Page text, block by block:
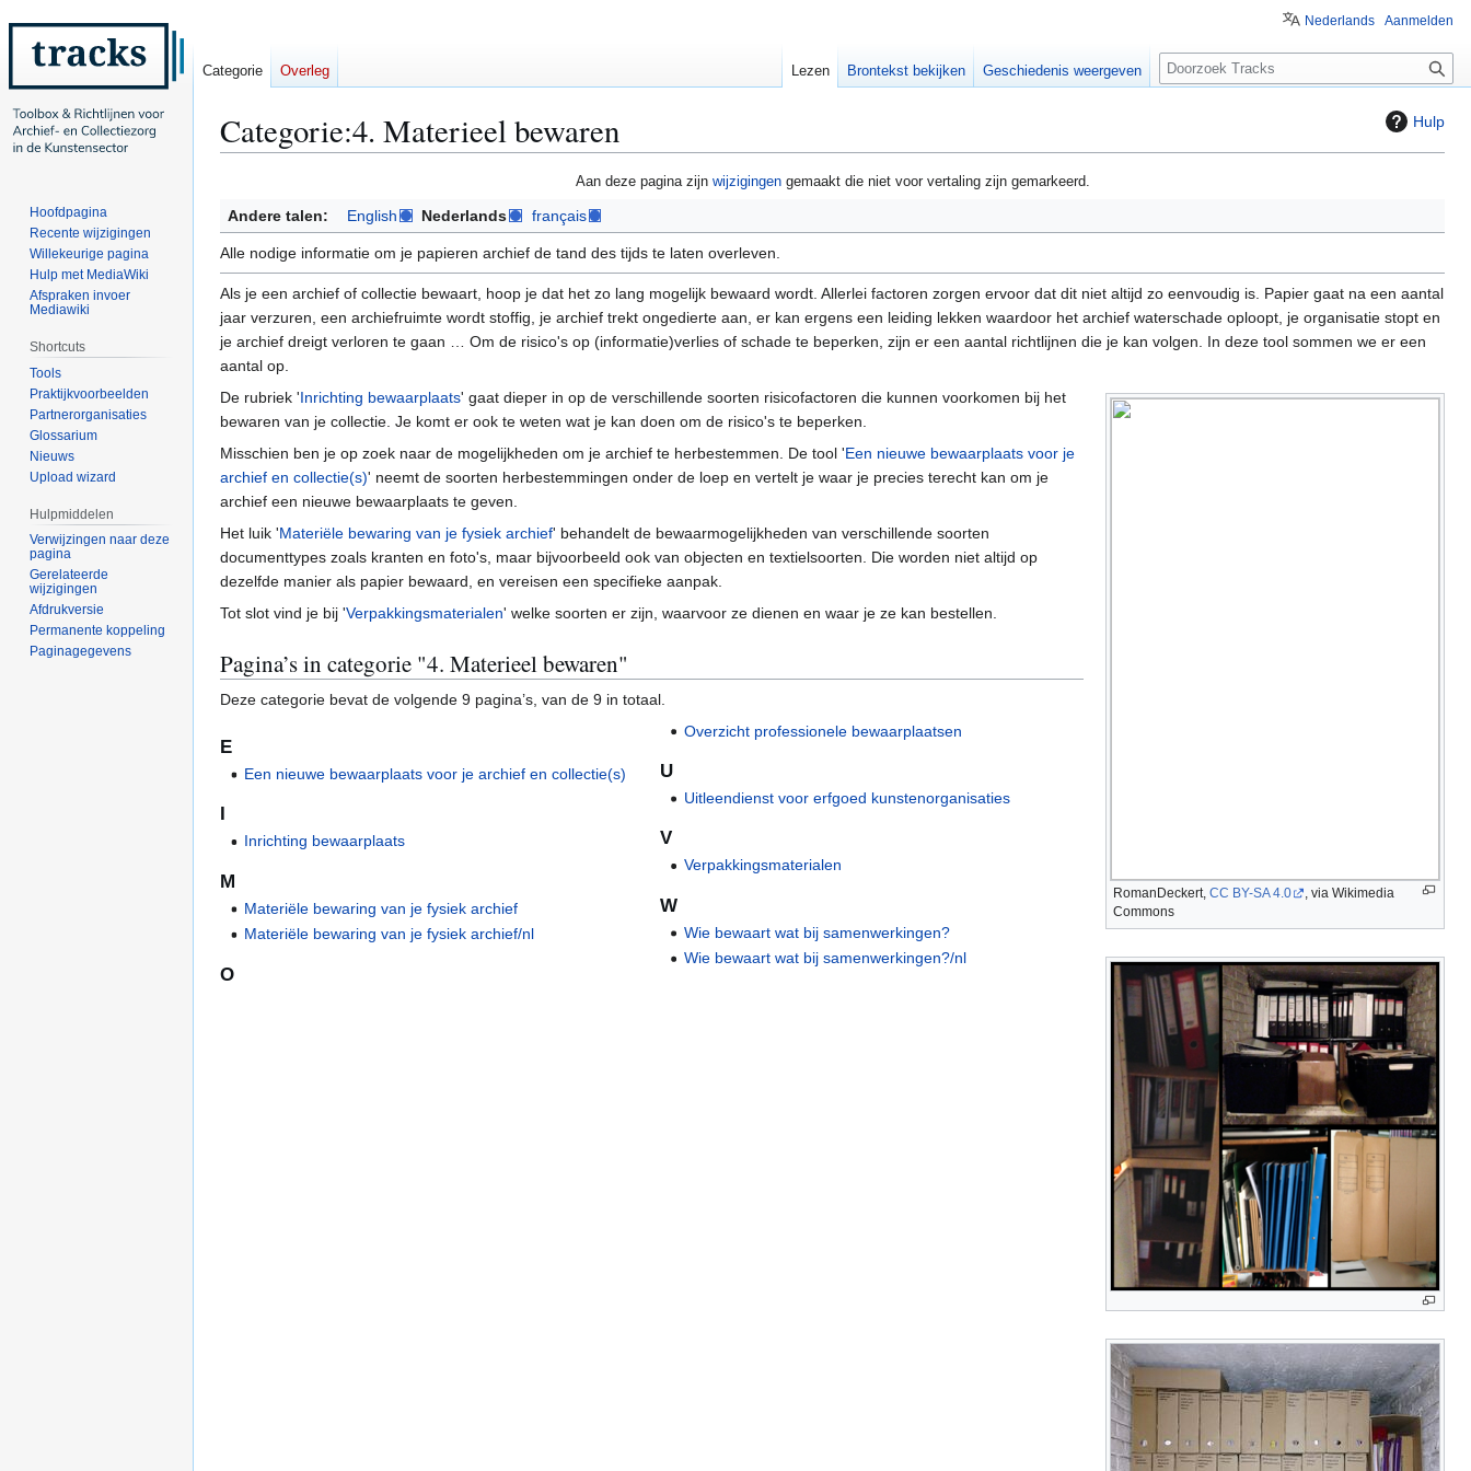
Hulp
Categorie:4. Materieel bewaren
navigatie
springen
zoeken
springen
Aan deze pagina zijn wijzigingengemaakt die niet voor vertaling zijn gemarkeerd.
Andere talen: English Nederlands français
Alle nodige informatie om je papieren archief de tand des tijds te laten overleven.
Als je een archief of collectie bewaart, hoop je dat het zo lang mogelijk bewaard wordt. Allerlei factoren zorgen ervoor dat dit niet altijd zo eenvoudig is. Papier gaat na een aantal
jaar verzuren, een archiefruimte wordt stoffig, je archief trekt ongedierte aan, er kan ergens een leiding lekken waardoor het archief waterschade oploopt, je organisatie stopt en
je archief dreigt verloren te gaan … Om de risico's op (informatie)verlies of schade te beperken, zijn er een aantal richtlijnen die je kan volgen. In deze tool sommen we er een
aantal op.
RomanDeckert, CC BY-SA 4.0
, via Wikimedia
Commons
De rubriek 'Inrichting bewaarplaats' gaat dieper in op de verschillende soorten risicofactoren die kunnen voorkomen bij het
bewaren van je collectie. Je komt er ook te weten wat je kan doen om de risico's te beperken.
Misschien ben je op zoek naar de mogelijkheden om je archief te herbestemmen. De tool 'Een nieuwe bewaarplaats voor je
archief en collectie(s)' neemt de soorten herbestemmingen onder de loep en vertelt je waar je precies terecht kan om je
archief een nieuwe bewaarplaats te geven.
Het luik 'Materiële bewaring van je fysiek archief' behandelt de bewaarmogelijkheden van verschillende soorten
documenttypes zoals kranten en foto's, maar bijvoorbeeld ook van objecten en textielsoorten. Die worden niet altijd op
dezelfde manier als papier bewaard, en vereisen een specifieke aanpak.
Tot slot vind je bij 'Verpakkingsmaterialen' welke soorten er zijn, waarvoor ze dienen en waar je ze kan bestellen.
Pagina’s in categorie "4. Materieel bewaren"
Deze categorie bevat de volgende 9 pagina’s, van de 9 in totaal.
E
Een nieuwe bewaarplaats voor je archief en collectie(s)
Inrichting bewaarplaats
M
Materiële bewaring van je fysiek archief
Materiële bewaring van je fysiek archief/nl
O
Overzicht professionele bewaarplaatsen
U
Uitleendienst voor erfgoed kunstenorganisaties
V
Verpakkingsmaterialen
W
Wie bewaart wat bij samenwerkingen?
Wie bewaart wat bij samenwerkingen?/nl
Nederlands Aanmelden
Categorie Overleg Lezen Brontekst bekijken Geschiedenis weergeven
Z
o
e
Hoofdpagina
Recente wijzigingen
Willekeurige pagina
Hulp met MediaWiki
Afspraken invoer
Mediawiki
Shortcuts
Tools
Praktijkvoorbeelden
Partnerorganisaties
Glossarium
Nieuws
Upload wizard
Hulpmiddelen
Verwijzingen naar deze
pagina
Gerelateerde
wijzigingen
Afdrukversie
Permanente koppeling
Paginagegevens